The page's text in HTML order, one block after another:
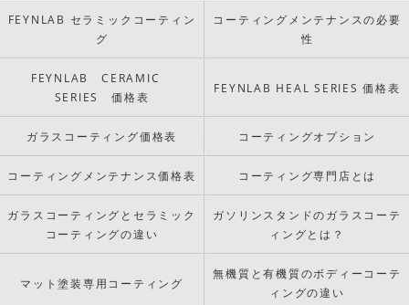
FEYNLAB セラミックコーティン
グ
コーティングメンテナンスの必要
性
FEYNLAB CERAMIC
SERIES 価格表
FEYNLAB HEAL SERIES 価格表
ガラスコーティング価格表 コーティングオプション
コーティングメンテナンス価格表 コーティング専門店とは
ガラスコーティングとセラミック
コーティングの違い
ガソリンスタンドのガラスコーテ
ィングとは？
マット塗装専用コーティング
無機質と有機質のボディーコーテ
ィングの違い